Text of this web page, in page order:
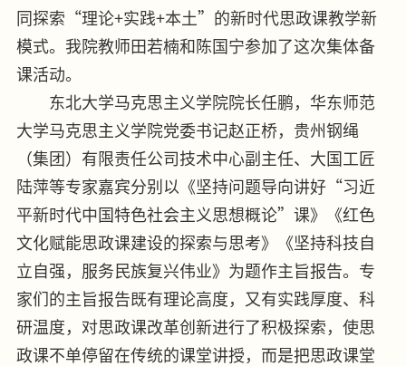
同探索“理论+实践+本土”的新时代思政课教学新
模式。我院教师田若楠和陈国宁参加了这次集体备
课活动。
东北大学马克思主义学院院长任鹏，华东师范
大学马克思主义学院党委书记赵正桥，贵州钢绳
（集团）有限责任公司技术中心副主任、大国工匠
陆萍等专家嘉宾分别以《坚持问题导向讲好“习近
平新时代中国特色社会主义思想概论”课》《红色
文化赋能思政课建设的探索与思考》《坚持科技自
立自强，服务民族复兴伟业》为题作主旨报告。专
家们的主旨报告既有理论高度，又有实践厚度、科
研温度，对思政课改革创新进行了积极探索，使思
政课不单停留在传统的课堂讲授，而是把思政课堂